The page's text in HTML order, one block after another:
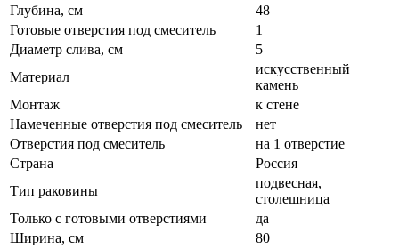
Глубина, см
48
Готовые отверстия под смеситель
1
Диаметр слива, см
5
Материал
искусственный
камень
Монтаж
к стене
Намеченные отверстия под смеситель
нет
Отверстия под смеситель
на 1 отверстие
Страна
Россия
Тип раковины
подвесная,
столешница
Только с готовыми отверстиями
да
Ширина, см
80